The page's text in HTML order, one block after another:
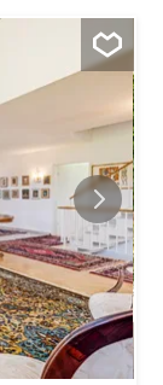
maison. De
et au
se
offre
et
un loisir ou
la
des
un foyer